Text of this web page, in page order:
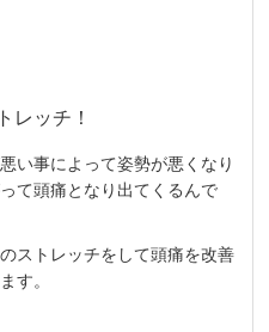
レッチ！
い事によって姿勢が悪くなり
て頭痛となり出てくるんで
ストレッチをして頭痛を改善
す。